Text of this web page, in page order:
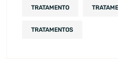
TRATAMENTO
TRATAMENTOS